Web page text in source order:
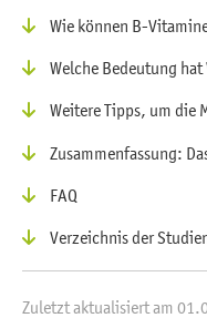
Wie können B-
Welche Bedeutung
Weitere Tipps, um die
Zusammenfassung:
FAQ
Verzeichnis der
Zuletzt aktualisiert am